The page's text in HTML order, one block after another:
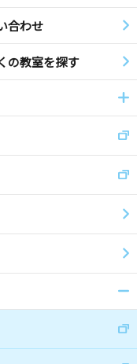
合わせ
の教室を探す